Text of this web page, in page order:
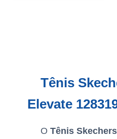
Tênis
Elevate
O Tênis